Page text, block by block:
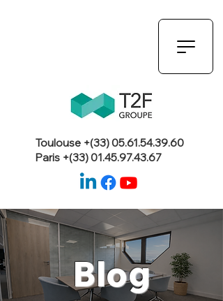
Toulouse +(33)05.61.54.39.60
Paris +(33)01.45.97.43.67
Blog